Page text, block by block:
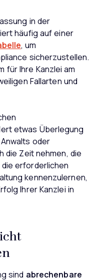
in der
häufig auf einer
, um
sicherzustellen.
für Ihre Kanzlei am
Fallarten und
etwas Überlegung
oder
die Zeit nehmen, die
erforderlichen
kennenzulernen,
Ihrer Kanzlei in
sind abrechenbare